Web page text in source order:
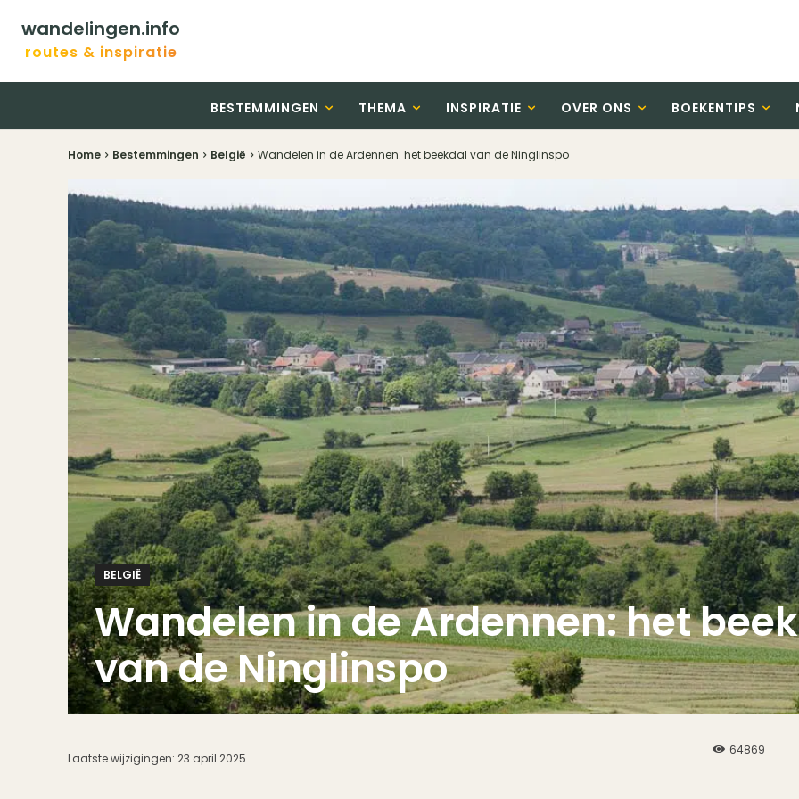
wandelingen.info
routes & inspiratie
BESTEMMINGEN THEMA INSPIRATIE OVER ONS BOEKENTIPS
Home Bestemmingen België Wandelen in de Ardennen: het beekdal van de Ninglinspo
BELGIË
Wandelen in de Ardennen: het
van de Ninglinspo
Laatste wijzigingen: 23 april 2025
64869